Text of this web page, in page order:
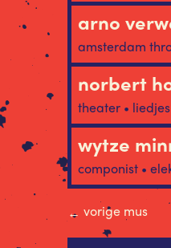
arno
amsterdam
norbert
theater •
wytze
componist •
← vorige mus